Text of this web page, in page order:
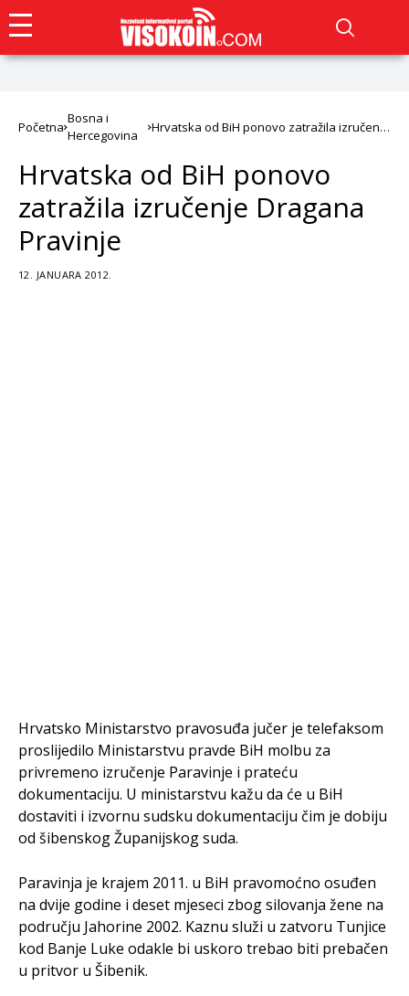
Početna
Bosna i
Hercegovina
Hrvatska od BiH ponovo zatražila izručenje
Hrvatska od BiH ponovo
zatražila izručenje Dragana
Pravinje
12. JANUARA 2012.
Hrvatsko Ministarstvo pravosuđa jučer je telefaksom
proslijedilo Ministarstvu pravde BiH molbu za
privremeno izručenje Paravinje i prateću
dokumentaciju. U ministarstvu kažu da će u BiH
dostaviti i izvornu sudsku dokumentaciju čim je dobiju
od šibenskog Županijskog suda.
Paravinja je krajem 2011. u BiH pravomoćno osuđen
na dvije godine i deset mjeseci zbog silovanja žene na
području Jahorine 2002. Kaznu služi u zatvoru Tunjice
kod Banje Luke odakle bi uskoro trebao biti prebačen
u pritvor u Šibenik.